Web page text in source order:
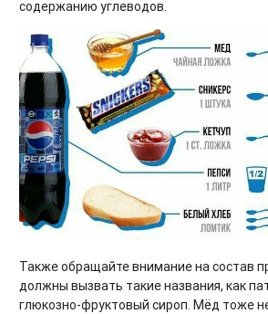
содержанию углеводов.
Также обращайте внимание на состав
должны вызвать такие названия, как
глюкозно-фруктовый сироп. Мёд тоже